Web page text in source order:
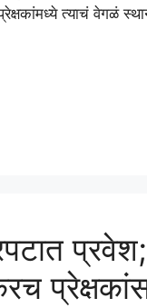
प्रेक्षकांमध्ये त्याचं वेगळं
प्रवेश;